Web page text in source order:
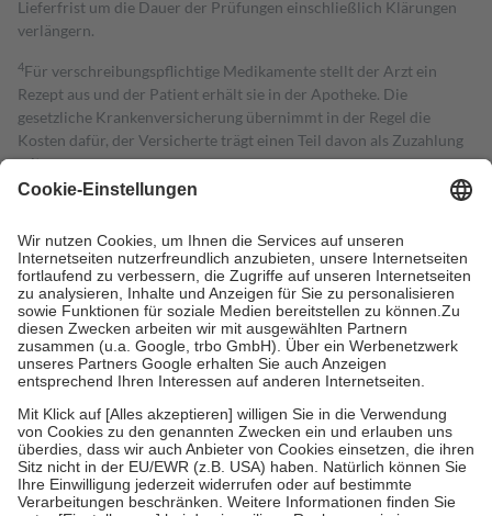
Lieferfrist um die Dauer der Prüfungen einschließlich Klärungen
verlängern.
4Für verschreibungspflichtige Medikamente stellt der Arzt ein
Rezept aus und der Patient erhält sie in der Apotheke. Die
gesetzliche Krankenversicherung übernimmt in der Regel die
Kosten dafür, der Versicherte trägt einen Teil davon als Zuzahlung
mit.
Grundsätzlich leisten Mitglieder Zuzahlungen in Höhe von zehn
höchstens zehn Euro.
Es sind jedoch nie mehr als die tatsächlichen
Kosten der Leistung zu entrichten.
Diese Regeln gelten grundsätzlich auch für Online-Apotheken.
Bei Heilmitteln und häuslicher Krankenpflege beträgt die
Zuzahlung zehn Prozent der Kosten sowie zehn Euro je
Verordnung.
Um das Engagement der Versicherten für ihre eigene Gesundheit zu
stärken und die besondere Stellung der Familie zu unterstützen,
fallenkeine Zuzahlungenan bei:
• Kindern und Jugendlichen bis zum vollendeten 18. Lebensjahr
mit Ausnahme der Fahrkosten
• Untersuchungen zur Vorsorge und Früherkennung, die von der
GKV getragen werden